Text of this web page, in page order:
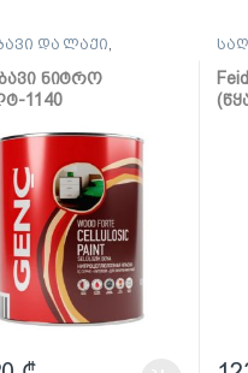
და ლაქი,
ნიტრო
1140